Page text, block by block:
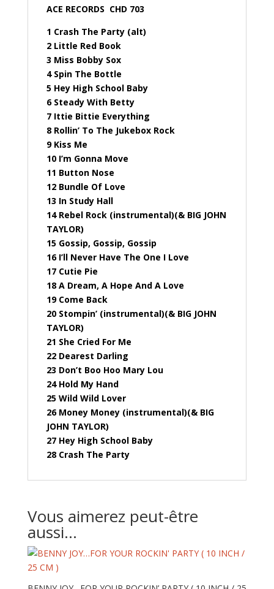
ACE RECORDS CHD 703
1 Crash The Party (alt)
2 Little Red Book
3 Miss Bobby Sox
4 Spin The Bottle
5 Hey High School Baby
6 Steady With Betty
7 Ittie Bittie Everything
8 Rollin’ To The Jukebox Rock
9 Kiss Me
10 I’m Gonna Move
11 Button Nose
12 Bundle Of Love
13 In Study Hall
14 Rebel Rock (instrumental)(& BIG JOHN
TAYLOR)
15 Gossip, Gossip, Gossip
16 I’ll Never Have The One I Love
17 Cutie Pie
18 A Dream, A Hope And A Love
19 Come Back
20 Stompin’ (instrumental)(& BIG JOHN
TAYLOR)
21 She Cried For Me
22 Dearest Darling
23 Don’t Boo Hoo Mary Lou
24 Hold My Hand
25 Wild Wild Lover
26 Money Money (instrumental)(& BIG
JOHN TAYLOR)
27 Hey High School Baby
28 Crash The Party
Vous aimerez peut-être
aussi…